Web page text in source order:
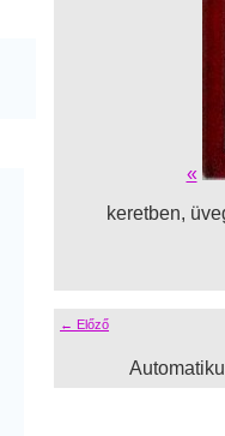
«
keretben,
← Előző